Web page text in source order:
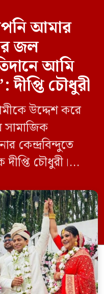
আমার
জল
আমি
চৌধুরী
উদ্দেশ করে
সামাজিক
কেন্দ্রবিন্দুতে
চৌধুরী।
জন্য দুফোঁটা
প্রতিদানে আমি
বাক্যটি
একটি বিখ্যাত
সংলাপে ‘ডাক্তার